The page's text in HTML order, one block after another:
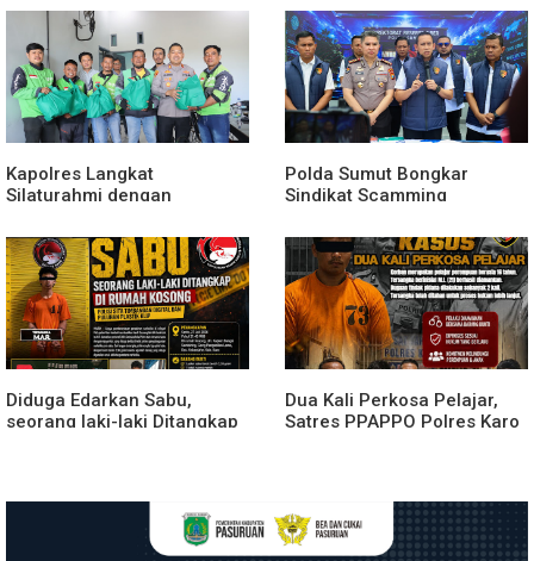
Saat Ada Acara
Terdampak Bencana Banjir
di Sumatera Barat
Kapolres Langkat
Silaturahmi dengan
Ajak Jaga Kamtibmas
Jelang HUT RI
Polda Sumut Bongkar
Sindikat Scamming
Medan, Korban Rugi Rp6,7
Miliar
Diduga Edarkan Sabu,
seorang laki-laki Ditangkap
Dua Kali Perkosa Pelajar,
Satres PPAPPO Polres Karo